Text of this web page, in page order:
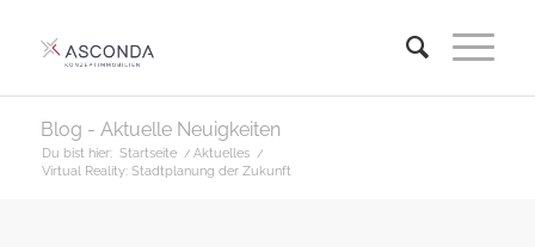
Blog - Aktuelle Neuigkeiten
Du bist hier: Startseite / Aktuelles /
Virtual Reality: Stadtplanung der Zukunft